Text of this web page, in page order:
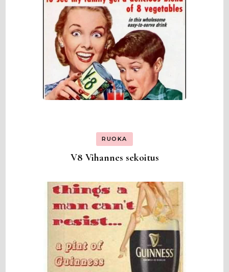
RUOKA
V8 Vihannes sekoitus